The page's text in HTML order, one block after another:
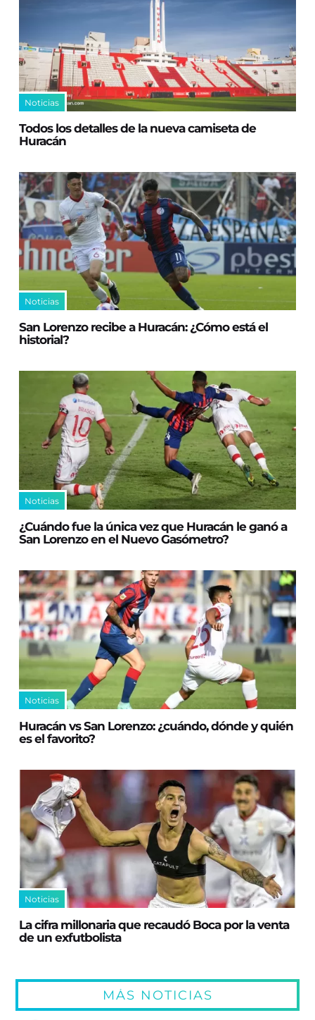
Noticias
Todos los detalles de la nueva camiseta de
Huracán
Noticias
San Lorenzo recibe a Huracán: ¿Cómo está el
historial?
Noticias
¿Cuándo fue la única vez que Huracán le ganó a
San Lorenzo en el Nuevo Gasómetro?
Noticias
Huracán vs San Lorenzo: ¿cuándo, dónde y quién
es el favorito?
Noticias
La cifra millonaria que recaudó Boca por la venta
de un exfutbolista
MÁS NOTICIAS